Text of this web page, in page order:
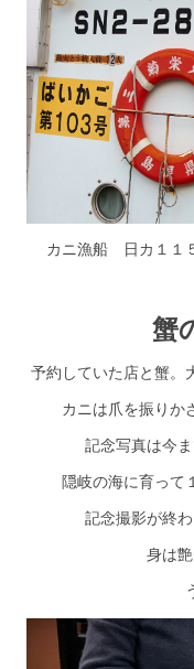
カニ漁船 日カ１１
蟹
予約していた店と蟹。
カニは爪を振りか
記念写真は今
隠岐の海に育って
記念撮影が終
身は